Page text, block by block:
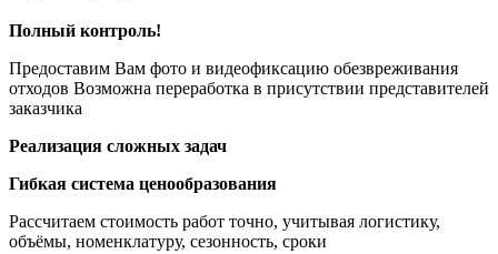
Полный контроль!
Предоставим Вам фото и видеофиксацию обезвреживания
отходов Возможна переработка в присутствии представителей
заказчика
Реализация сложных задач
Гибкая система ценообразования
Рассчитаем стоимость работ точно, учитывая логистику,
объёмы, номенклатуру, сезонность, сроки